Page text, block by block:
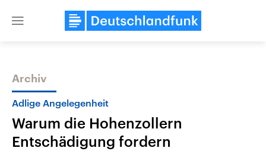
Close
Themen
Archiv
Adlige Angelegenheit
Warum die Hohenzollern
Entschädigung fordern